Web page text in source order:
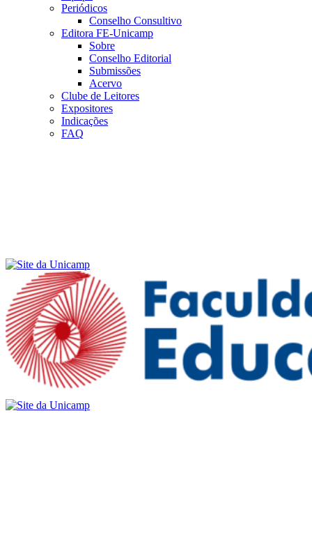
Periódicos
Conselho Consultivo
Editora FE-Unicamp
Sobre
Conselho Editorial
Submissões
Acervo
Clube de Leitores
Expositores
Indicações
FAQ